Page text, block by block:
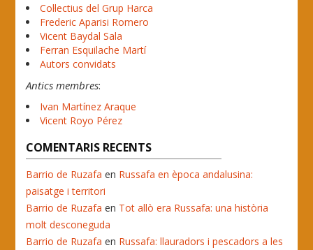
Col·lectius del Grup Harca
Frederic Aparisi Romero
Vicent Baydal Sala
Ferran Esquilache Martí
Autors convidats
Antics membres:
Ivan Martínez Araque
Vicent Royo Pérez
COMENTARIS RECENTS
Barrio de Ruzafa en Russafa en època andalusina:
paisatge i territori
Barrio de Ruzafa en Tot allò era Russafa: una història
molt desconeguda
Barrio de Ruzafa en Russafa: llauradors i pescadors a les